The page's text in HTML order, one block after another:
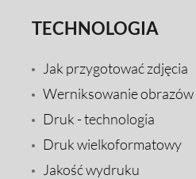
TECHNOLOGIA
Jak przygotować zdjęcia
Werniksowanie obrazów
Druk - technologia
Druk wielkoformatowy
Jakość wydruku